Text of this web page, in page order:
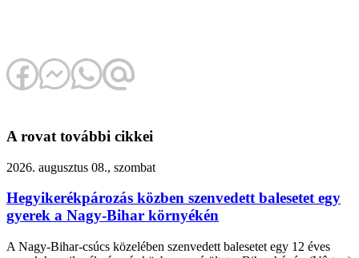
A rovat további cikkei
2026. augusztus 08., szombat
Hegyikerékpározás közben szenvedett balesetet egy
gyerek a Nagy-Bihar környékén
A Nagy-Bihar-csúcs közelében szenvedett balesetet egy 12 éves